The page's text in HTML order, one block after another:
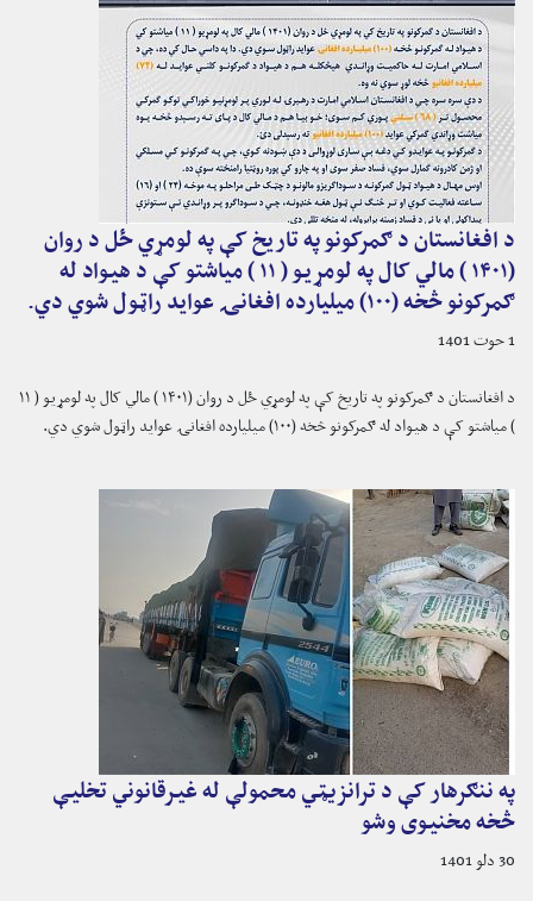
د افغانستان د ګمرکونو په تاريخ کې په لومړي ځل د روان
(۱۴۰۱ ) مالي کال په لومړيو ( ۱۱ ) مياشتو کې د هيواد له
ګمرکونو څخه (۱۰۰) ميليارده افغانۍ عوايد راټول شوي دي.
1 حوت 1401
د افغانستان د ګمرکونو په تاريخ کې په لومړي ځل د روان (۱۴۰۱ ) مالي کال په لومړيو ( ۱۱
) مياشتو کې د هيواد له ګمرکونو څخه (۱۰۰) ميليارده افغانۍ عوايد راټول شوي دي.
په ننګرهار کې د ترانزیټي محمولې له غیرقانوني تخلیې
څخه مخنیوی وشو
30 دلو 1401